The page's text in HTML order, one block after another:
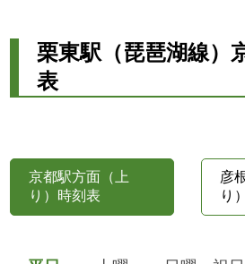
栗東駅（琵琶湖線）
表
京都駅方面（上
り）時刻表
彦
り